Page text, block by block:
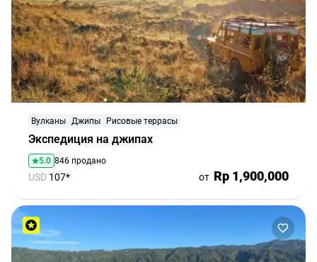
Экспедиция на джипах
Вулканы Джипы Рисовые террасы
5.0 846 продано
USD 107* от Rp 1,900,000